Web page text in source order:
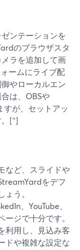
ンテーションを
のブラウザスタ
ラを追加して画
ームにライブ配
やローカルエン
は、OBSや
が、セットアッ
[^]
など、スライドや
をデフ
う。
、YouTube、
ジで十分です。
利用し、見込み客
ドや複雑な設定な